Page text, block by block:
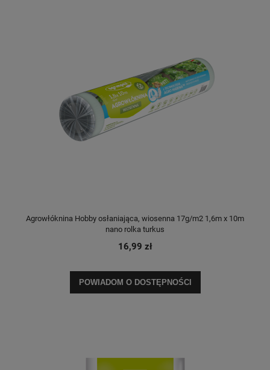
Agrowłóknina Hobby osłaniająca, wiosenna 17g/m2 1,6m x 10m
nano rolka turkus
16,99 zł
POWIADOM O DOSTĘPNOŚCI